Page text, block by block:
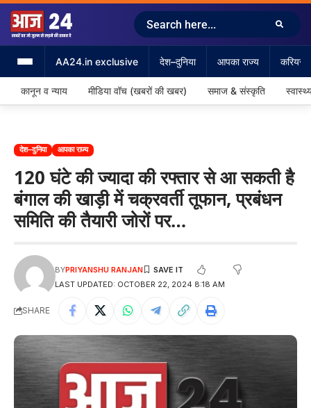
AA24.in exclusive देश–दुनिया आपका राज्य करियर
कानून व न्याय मीडिया वॉच (खबरों की खबर) समाज & संस्कृति
देश–दुनिया आपका राज्य
120 घंटे की ज्यादा की रफ्तार से आ सकती है
बंगाल की खाड़ी में चक्रवर्ती तूफान, प्रबंधन
समिति की तैयारी जोरों पर…
LAST UPDATED: OCTOBER 22, 2024 8:18 AM
BYPRIYANSHU RANJAN
SHARE